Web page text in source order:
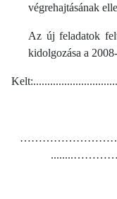
végrehajtásának
Az új feladatok
kidolgozása a